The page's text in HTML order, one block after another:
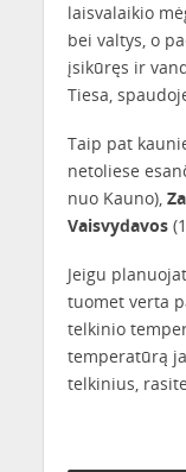
laisvalaikio
bei valtys, o
įsikūręs ir
Tiesa,
Taip pat
netoliese
nuo Kauno),
Vaisvydavos
Jeigu
tuomet verta
telkinio
temperatūrą
telkinius, rasite